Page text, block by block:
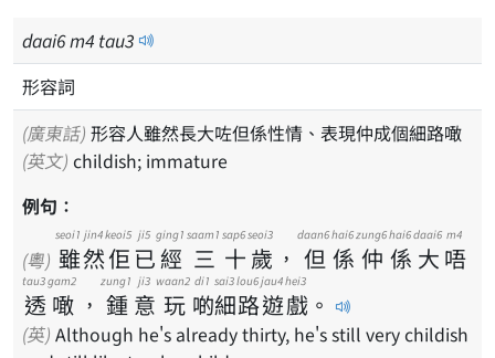
daai6m4 tau3
形容詞
(廣東話) 形容人雖然長大咗但係性情、表現仲成個細路噉
(英文) childish; immature
例句：
(粵) 雖
seoi1
然
jin4
佢
keoi5
已
ji5
經
ging1
三
saam1
十
sap6
歲
seoi3
， 但
daan6
係
hai6
仲
zung6
係
hai6
大
daai6
唔
m4
透
tau3
噉
gam2
， 鍾
zung1
意
ji3
玩
waan2
啲
di1
細
sai3
路
lou6
遊
jau4
戲
hei3
。
(英) Although he's already thirty, he's still very childish